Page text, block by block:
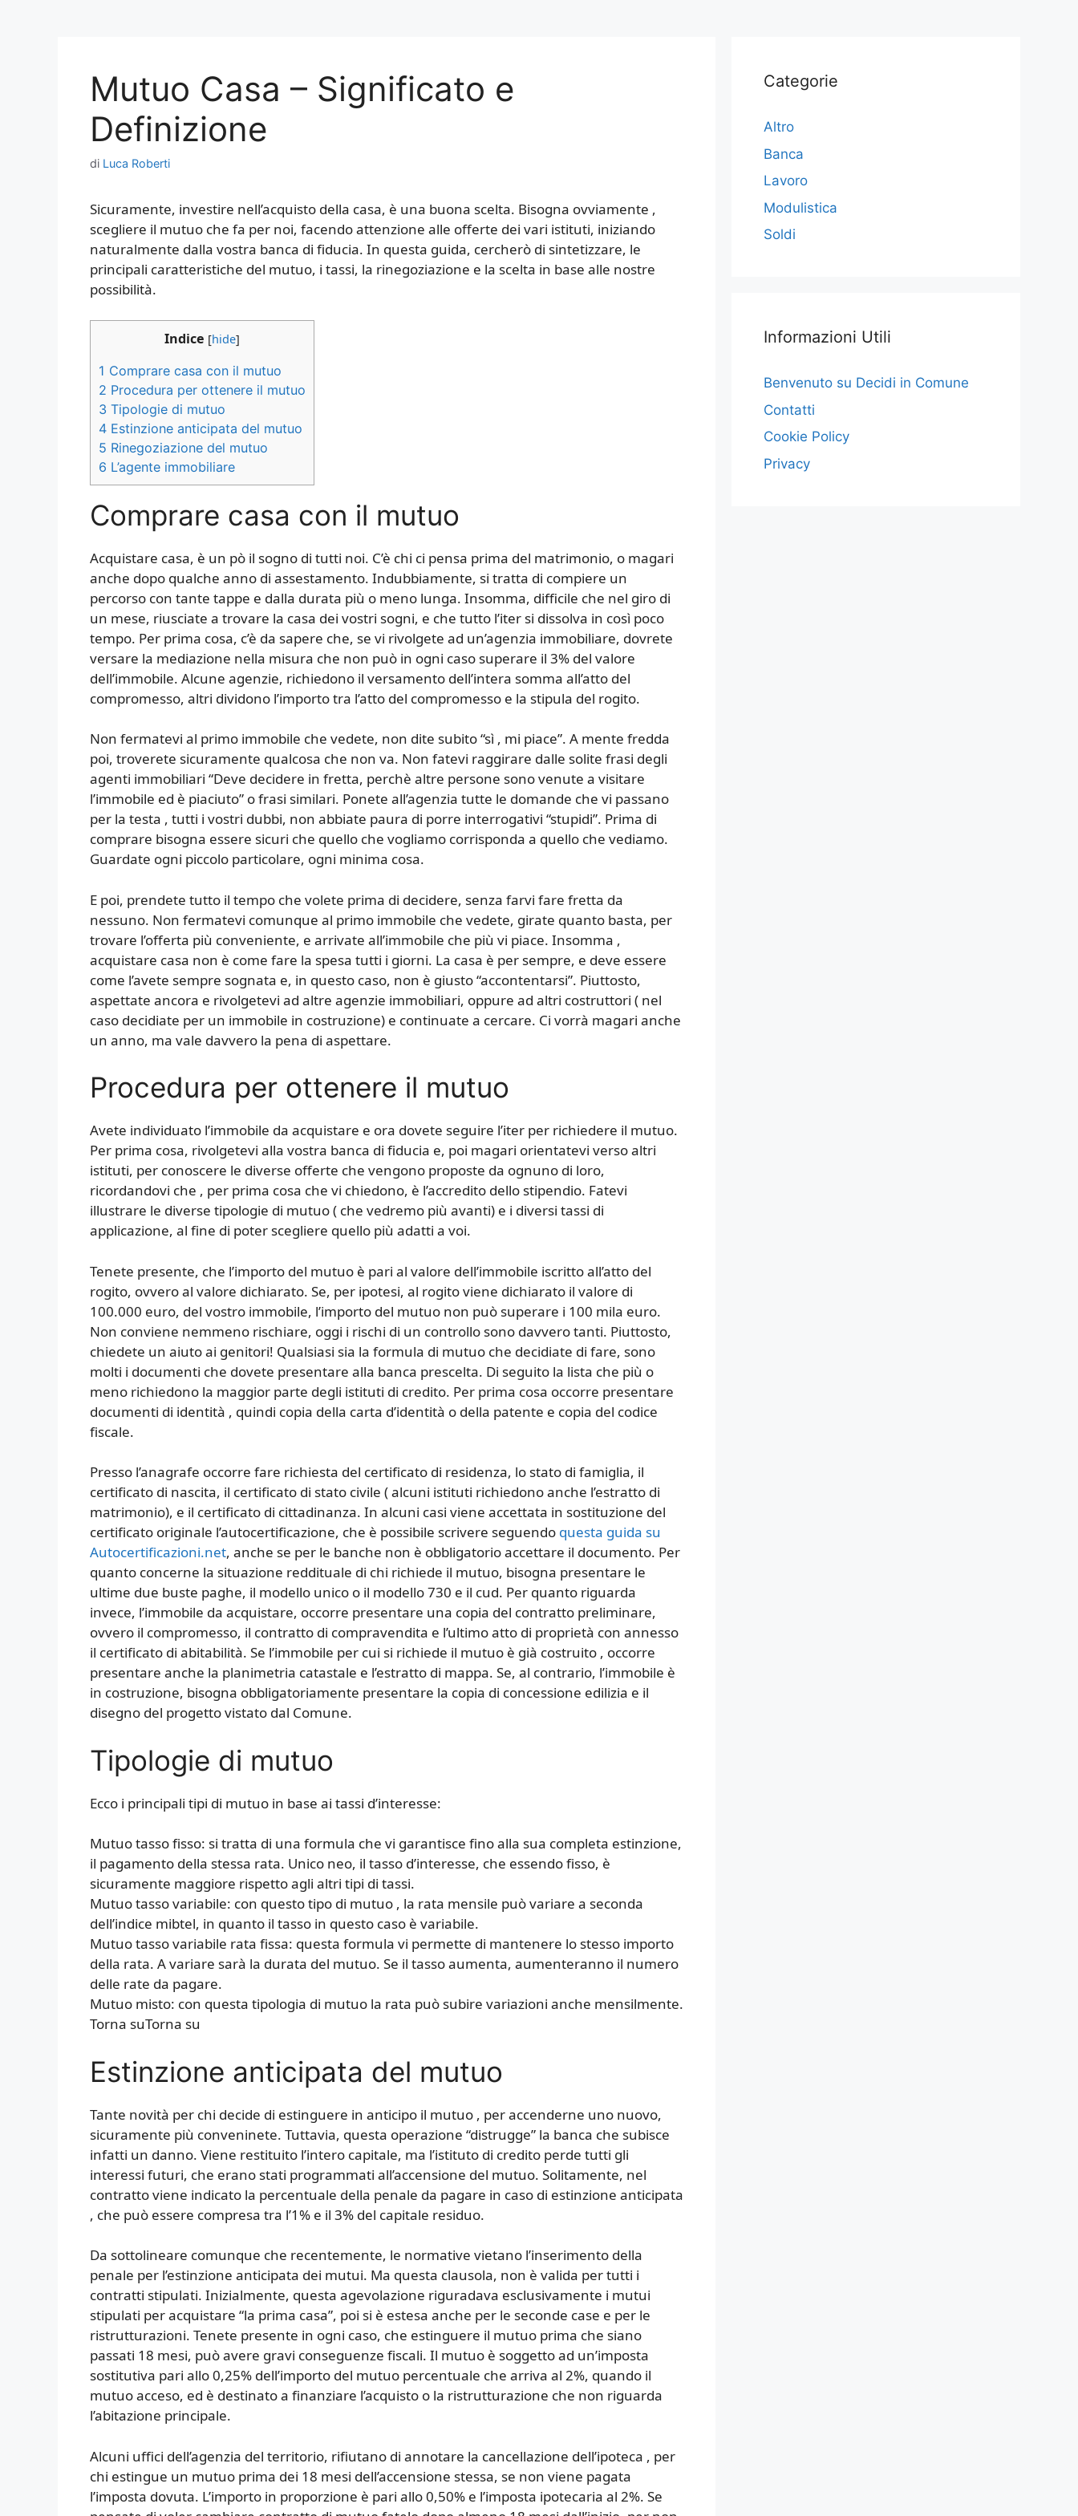
Mutuo Casa – Significato e
Definizione
di Luca Roberti
Sicuramente, investire nell’acquisto della casa, è una buona scelta. Bisogna ovviamente ,
scegliere il mutuo che fa per noi, facendo attenzione alle offerte dei vari istituti, iniziando
naturalmente dalla vostra banca di fiducia. In questa guida, cercherò di sintetizzare, le
principali caratteristiche del mutuo, i tassi, la rinegoziazione e la scelta in base alle nostre
possibilità.
Indice [hide]
1 Comprare casa con il mutuo
2 Procedura per ottenere il mutuo
3 Tipologie di mutuo
4 Estinzione anticipata del mutuo
5 Rinegoziazione del mutuo
6 L’agente immobiliare
Comprare casa con il mutuo
Acquistare casa, è un pò il sogno di tutti noi. C’è chi ci pensa prima del matrimonio, o magari
anche dopo qualche anno di assestamento. Indubbiamente, si tratta di compiere un
percorso con tante tappe e dalla durata più o meno lunga. Insomma, difficile che nel giro di
un mese, riusciate a trovare la casa dei vostri sogni, e che tutto l’iter si dissolva in così poco
tempo. Per prima cosa, c’è da sapere che, se vi rivolgete ad un’agenzia immobiliare, dovrete
versare la mediazione nella misura che non può in ogni caso superare il 3% del valore
dell’immobile. Alcune agenzie, richiedono il versamento dell’intera somma all’atto del
compromesso, altri dividono l’importo tra l’atto del compromesso e la stipula del rogito.
Non fermatevi al primo immobile che vedete, non dite subito “sì , mi piace”. A mente fredda
poi, troverete sicuramente qualcosa che non va. Non fatevi raggirare dalle solite frasi degli
agenti immobiliari “Deve decidere in fretta, perchè altre persone sono venute a visitare
l’immobile ed è piaciuto” o frasi similari. Ponete all’agenzia tutte le domande che vi passano
per la testa , tutti i vostri dubbi, non abbiate paura di porre interrogativi “stupidi”. Prima di
comprare bisogna essere sicuri che quello che vogliamo corrisponda a quello che vediamo.
Guardate ogni piccolo particolare, ogni minima cosa.
E poi, prendete tutto il tempo che volete prima di decidere, senza farvi fare fretta da
nessuno. Non fermatevi comunque al primo immobile che vedete, girate quanto basta, per
trovare l’offerta più conveniente, e arrivate all’immobile che più vi piace. Insomma ,
acquistare casa non è come fare la spesa tutti i giorni. La casa è per sempre, e deve essere
come l’avete sempre sognata e, in questo caso, non è giusto “accontentarsi”. Piuttosto,
aspettate ancora e rivolgetevi ad altre agenzie immobiliari, oppure ad altri costruttori ( nel
caso decidiate per un immobile in costruzione) e continuate a cercare. Ci vorrà magari anche
un anno, ma vale davvero la pena di aspettare.
Procedura per ottenere il mutuo
Avete individuato l’immobile da acquistare e ora dovete seguire l’iter per richiedere il mutuo.
Per prima cosa, rivolgetevi alla vostra banca di fiducia e, poi magari orientatevi verso altri
istituti, per conoscere le diverse offerte che vengono proposte da ognuno di loro,
ricordandovi che , per prima cosa che vi chiedono, è l’accredito dello stipendio. Fatevi
illustrare le diverse tipologie di mutuo ( che vedremo più avanti) e i diversi tassi di
applicazione, al fine di poter scegliere quello più adatti a voi.
Tenete presente, che l’importo del mutuo è pari al valore dell’immobile iscritto all’atto del
rogito, ovvero al valore dichiarato. Se, per ipotesi, al rogito viene dichiarato il valore di
100.000 euro, del vostro immobile, l’importo del mutuo non può superare i 100 mila euro.
Non conviene nemmeno rischiare, oggi i rischi di un controllo sono davvero tanti. Piuttosto,
chiedete un aiuto ai genitori! Qualsiasi sia la formula di mutuo che decidiate di fare, sono
molti i documenti che dovete presentare alla banca prescelta. Di seguito la lista che più o
meno richiedono la maggior parte degli istituti di credito. Per prima cosa occorre presentare
documenti di identità , quindi copia della carta d’identità o della patente e copia del codice
fiscale.
Presso l’anagrafe occorre fare richiesta del certificato di residenza, lo stato di famiglia, il
certificato di nascita, il certificato di stato civile ( alcuni istituti richiedono anche l’estratto di
matrimonio), e il certificato di cittadinanza. In alcuni casi viene accettata in sostituzione del
certificato originale l’autocertificazione, che è possibile scrivere seguendo questa guida su
Autocertificazioni.net, anche se per le banche non è obbligatorio accettare il documento. Per
quanto concerne la situazione reddituale di chi richiede il mutuo, bisogna presentare le
ultime due buste paghe, il modello unico o il modello 730 e il cud. Per quanto riguarda
invece, l’immobile da acquistare, occorre presentare una copia del contratto preliminare,
ovvero il compromesso, il contratto di compravendita e l’ultimo atto di proprietà con annesso
il certificato di abitabilità. Se l’immobile per cui si richiede il mutuo è già costruito , occorre
presentare anche la planimetria catastale e l’estratto di mappa. Se, al contrario, l’immobile è
in costruzione, bisogna obbligatoriamente presentare la copia di concessione edilizia e il
disegno del progetto vistato dal Comune.
Tipologie di mutuo
Ecco i principali tipi di mutuo in base ai tassi d’interesse:
Mutuo tasso fisso: si tratta di una formula che vi garantisce fino alla sua completa estinzione,
il pagamento della stessa rata. Unico neo, il tasso d’interesse, che essendo fisso, è
sicuramente maggiore rispetto agli altri tipi di tassi.
Mutuo tasso variabile: con questo tipo di mutuo , la rata mensile può variare a seconda
dell’indice mibtel, in quanto il tasso in questo caso è variabile.
Mutuo tasso variabile rata fissa: questa formula vi permette di mantenere lo stesso importo
della rata. A variare sarà la durata del mutuo. Se il tasso aumenta, aumenteranno il numero
delle rate da pagare.
Mutuo misto: con questa tipologia di mutuo la rata può subire variazioni anche mensilmente.
Torna suTorna su
Estinzione anticipata del mutuo
Tante novità per chi decide di estinguere in anticipo il mutuo , per accenderne uno nuovo,
sicuramente più conveninete. Tuttavia, questa operazione “distrugge” la banca che subisce
infatti un danno. Viene restituito l’intero capitale, ma l’istituto di credito perde tutti gli
interessi futuri, che erano stati programmati all’accensione del mutuo. Solitamente, nel
contratto viene indicato la percentuale della penale da pagare in caso di estinzione anticipata
, che può essere compresa tra l’1% e il 3% del capitale residuo.
Da sottolineare comunque che recentemente, le normative vietano l’inserimento della
penale per l’estinzione anticipata dei mutui. Ma questa clausola, non è valida per tutti i
contratti stipulati. Inizialmente, questa agevolazione riguradava esclusivamente i mutui
stipulati per acquistare “la prima casa”, poi si è estesa anche per le seconde case e per le
ristrutturazioni. Tenete presente in ogni caso, che estinguere il mutuo prima che siano
passati 18 mesi, può avere gravi conseguenze fiscali. Il mutuo è soggetto ad un’imposta
sostitutiva pari allo 0,25% dell’importo del mutuo percentuale che arriva al 2%, quando il
mutuo acceso, ed è destinato a finanziare l’acquisto o la ristrutturazione che non riguarda
l’abitazione principale.
Alcuni uffici dell’agenzia del territorio, rifiutano di annotare la cancellazione dell’ipoteca , per
chi estingue un mutuo prima dei 18 mesi dell’accensione stessa, se non viene pagata
l’imposta dovuta. L’importo in proporzione è pari allo 0,50% e l’imposta ipotecaria al 2%. Se
Categorie
Altro
Banca
Lavoro
Modulistica
Soldi
Informazioni Utili
Benvenuto su Decidi in Comune
Contatti
Cookie Policy
Privacy